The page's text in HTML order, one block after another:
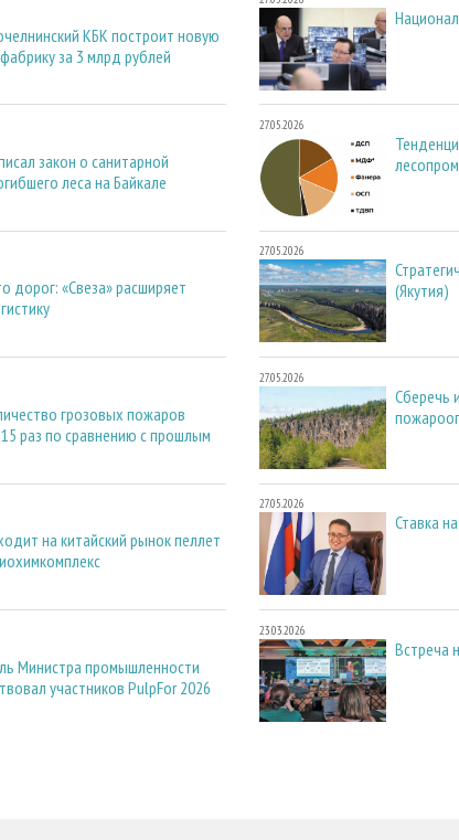
КБК построит новую
за 3 млрд рублей
закон о санитарной
леса на Байкале
дорог: «Свеза» расширяет
грозовых пожаров
раз по сравнению с прошлым
на китайский рынок пеллет
Министра промышленности
участников PulpFor 2026
27.05.2026
27.05.2026
(Якутия)
27.05.2026
Сберечь
27.05.2026
Ставка
23.03.2026
Встреча